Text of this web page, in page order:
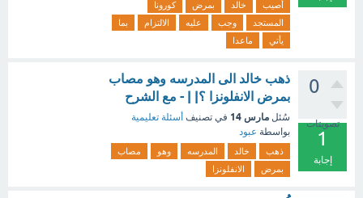
أُُصيب خالد بمرض
كورونا
المستجد
وجب عليه الالتزام
بما
يأتي
ماعدا
0
تصويتات
1
إجابة
ذهب خالد الى المدرسه وهو مصاب
بمرض الانفلونزا ؟| | - مع الشرح
سُئل مارس 14 في تصنيف أسئلة تعليمية
بواسطة عبود
ذهب خالد المدرسه وهو
مصاب
بمرض
الانفلونزا